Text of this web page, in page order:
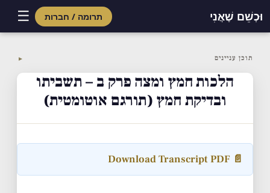
וּכְשֵׁם שֶׁאֲנִי תרומה / חברות ☰
content
תוכן עניינים ▼
הלכות חמץ ומצה פרק ב – תשביתו
ובדיקת חמץ (תורגם אוטומטית)
📄 Download Transcript PDF